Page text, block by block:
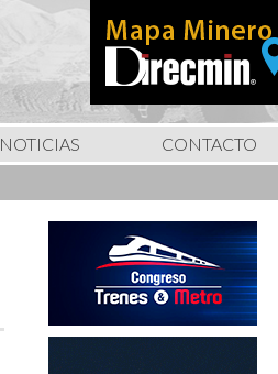
NOTICIAS CONTACTO